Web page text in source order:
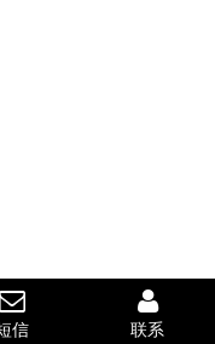
信 联系